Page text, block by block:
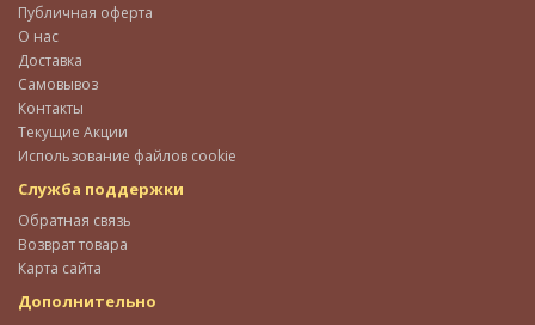
Публичная оферта
О нас
Доставка
Самовывоз
Контакты
Текущие Акции
Использование файлов cookie
Служба поддержки
Обратная связь
Возврат товара
Карта сайта
Дополнительно